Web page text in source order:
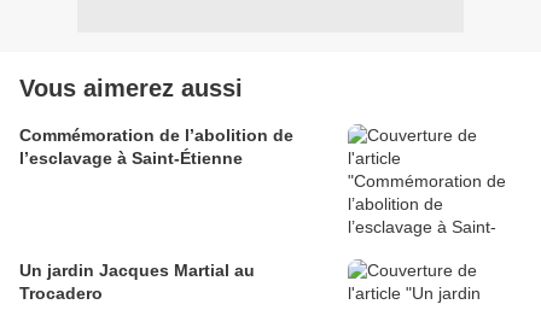
Vous aimerez aussi
Commémoration de l’abolition de
l’esclavage à Saint-Étienne
Un jardin Jacques Martial au
Trocadero